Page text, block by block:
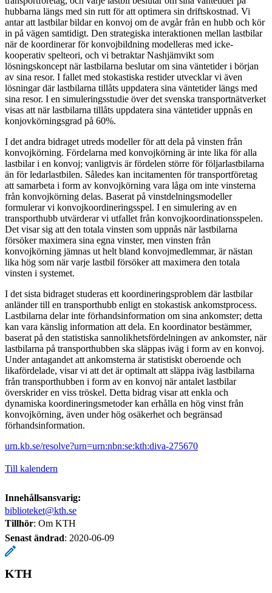
hubbarna längs med sin rutt för att optimera sin driftskostnad. Vi
antar att lastbilar bildar en konvoj om de avgår från en hubb och kör
in på vägen samtidigt. Den strategiska interaktionen mellan lastbilar
när de koordinerar för konvojbildning modelleras med icke-
kooperativ spelteori, och vi betraktar Nashjämvikt som
lösningskoncept när lastbilarna beslutar om sina väntetider i början
av sina resor. I fallet med stokastiska restider utvecklar vi även
lösningar där lastbilarna tillåts uppdatera sina väntetider längs med
sina resor. I en simuleringsstudie över det svenska transportnätverket
visas att när lastbilarna tillåts uppdatera sina väntetider uppnås en
konjovkörningsgrad på 60%.
I det andra bidraget utreds modeller för att dela på vinsten från
konvojkörning. Fördelarna med konvojkörning är inte lika för alla
lastbilar i en konvoj; vanligtvis är fördelen större för följarlastbilarna
än för ledarlastbilen. Således kan incitamenten för transportföretag
att samarbeta i form av konvojkörning vara låga om inte vinsterna
från konvojkörning delas. Baserat på vinstdelningsmodeller
formulerar vi konvojkoordineringsspel. I en simulering av en
transporthubb utvärderar vi utfallet från konvojkoordinationsspelen.
Det visar sig att den totala vinsten som uppnås när lastbilarna
försöker maximera sina egna vinster, men vinsten från
konvojkörning jämnas ut helt bland konvojmedlemmar, är nästan
lika hög som när varje lastbil försöker att maximera den totala
vinsten i systemet.
I det sista bidraget studeras ett koordineringsproblem där lastbilar
anländer till en transporthubb enligt en stokastisk ankomstprocess.
Lastbilarna delar inte förhandsinformation om sina ankomster; detta
kan vara känslig information att dela. En koordinator bestämmer,
baserat på den statistiska sannolikhetsfördelningen av ankomster, när
lastbilarna på transporthubben ska släppas iväg i form av en konvoj.
Under antagandet att ankomsterna är statistiskt oberoende och
likafördelade, visar vi att det är optimalt att släppa iväg lastbilarna
från transporthubben i form av en konvoj när antalet lastbilar
överskrider en viss tröskel. Detta bidrag visar att enkla och
dynamiska koordineringsmetoder kan erhålla en hög vinst från
konvojkörning, även under hög osäkerhet och begränsad
förhandsinformation.
urn.kb.se/resolve?urn=urn:nbn:se:kth:diva-275670
Till kalendern
Innehållsansvarig:
biblioteket@kth.se
Tillhör: Om KTH
Senast ändrad: 2020-06-09
KTH